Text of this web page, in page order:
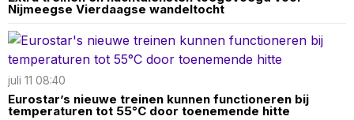
Nijmeegse Vierdaagse wandeltocht
juli 11 08:40
Eurostar’s nieuwe treinen kunnen functioneren bij
temperaturen tot 55°C door toenemende hitte